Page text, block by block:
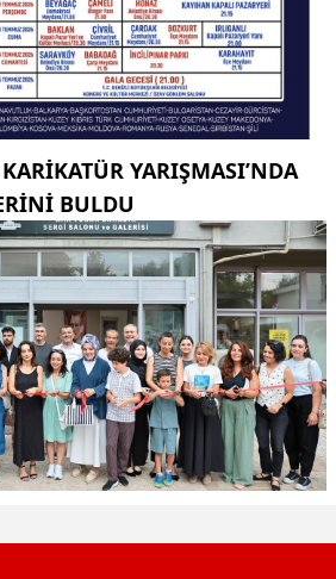
YARIŞMASI’NDA
BULDU